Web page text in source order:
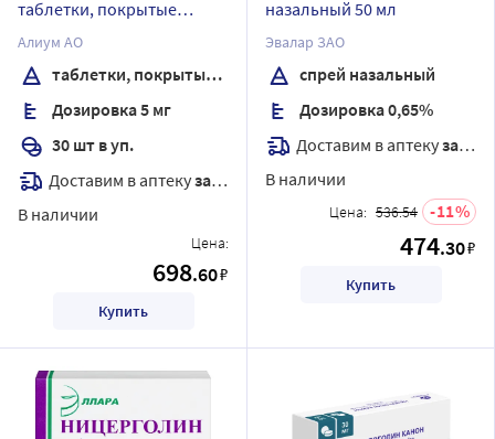
таблетки, покрытые
оболочкой
Алиум АО
таблетки, покрытые оболочкой
Дозировка 5 мг
30 шт в уп.
Доставим в аптекузавтра
В наличии
Цена:
698.60₽
Купить
назальный 50 мл
Эвалар ЗАО
спрей назальный
Дозировка 0,65%
Доставим в аптекузавтра
В наличии
Цена: 536.54 11
474.30₽
Купить